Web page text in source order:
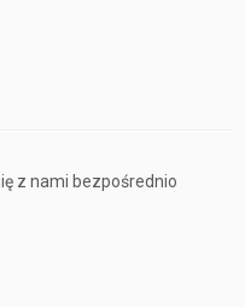
z nami bezpośrednio